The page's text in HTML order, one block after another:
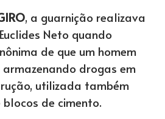
, a guarnição realizava
Neto quando
de que um homem
drogas em
utilizada também
de cimento.